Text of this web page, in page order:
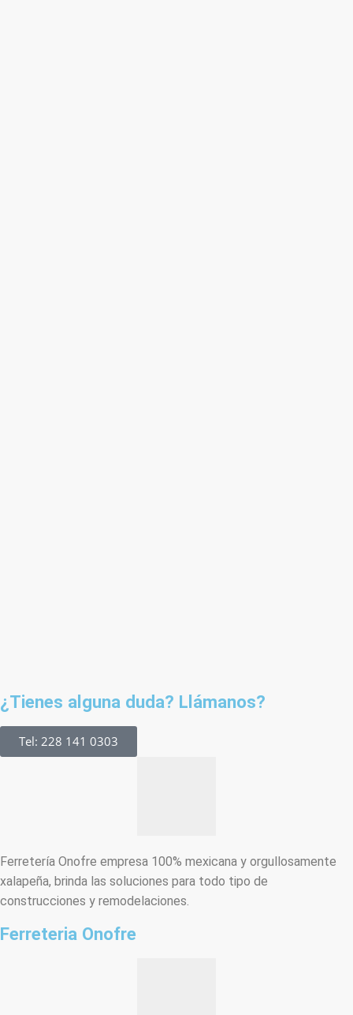
¿Tienes alguna duda? Llámanos?
Tel: 228 141 0303
Ferretería Onofre empresa 100% mexicana y orgullosamente
xalapeña, brinda las soluciones para todo tipo de
construcciones y remodelaciones.
Ferreteria Onofre